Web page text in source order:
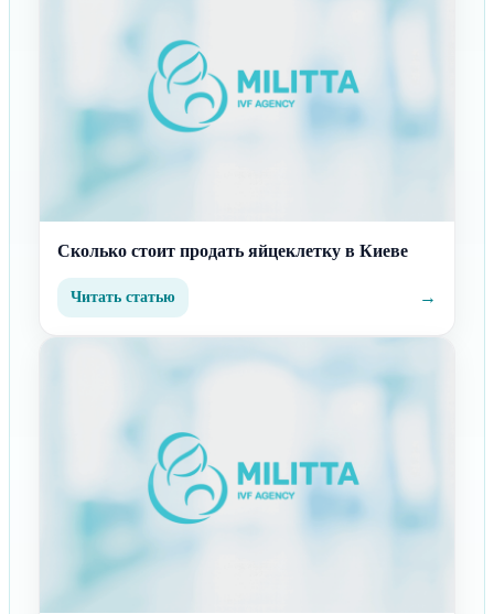
Сколько стоит продать яйцеклетку в Киеве
Читать статью →